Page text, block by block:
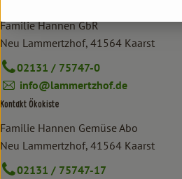
Familie Hannen GbR
Neu Lammertzhof, 41564 Kaarst
02131 / 75747-0
info@lammertzhof.de
Kontakt Ökokiste
Familie Hannen Gemüse Abo
Neu Lammertzhof, 41564 Kaarst
02131 / 75747-17